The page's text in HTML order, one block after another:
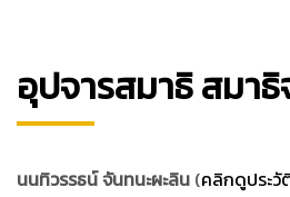
อุปจารสมาธิ สมา
นนทิวรรธน์ จันทนะผะลิน (คลิกดูประวั